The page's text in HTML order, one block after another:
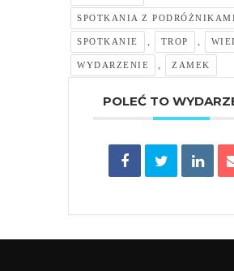
SPOTKANIA Z PODRÓŻNIKAMI
SPOTKANIE , TROP ,
WYDARZENIE , ZAMEK
POLEĆ TO